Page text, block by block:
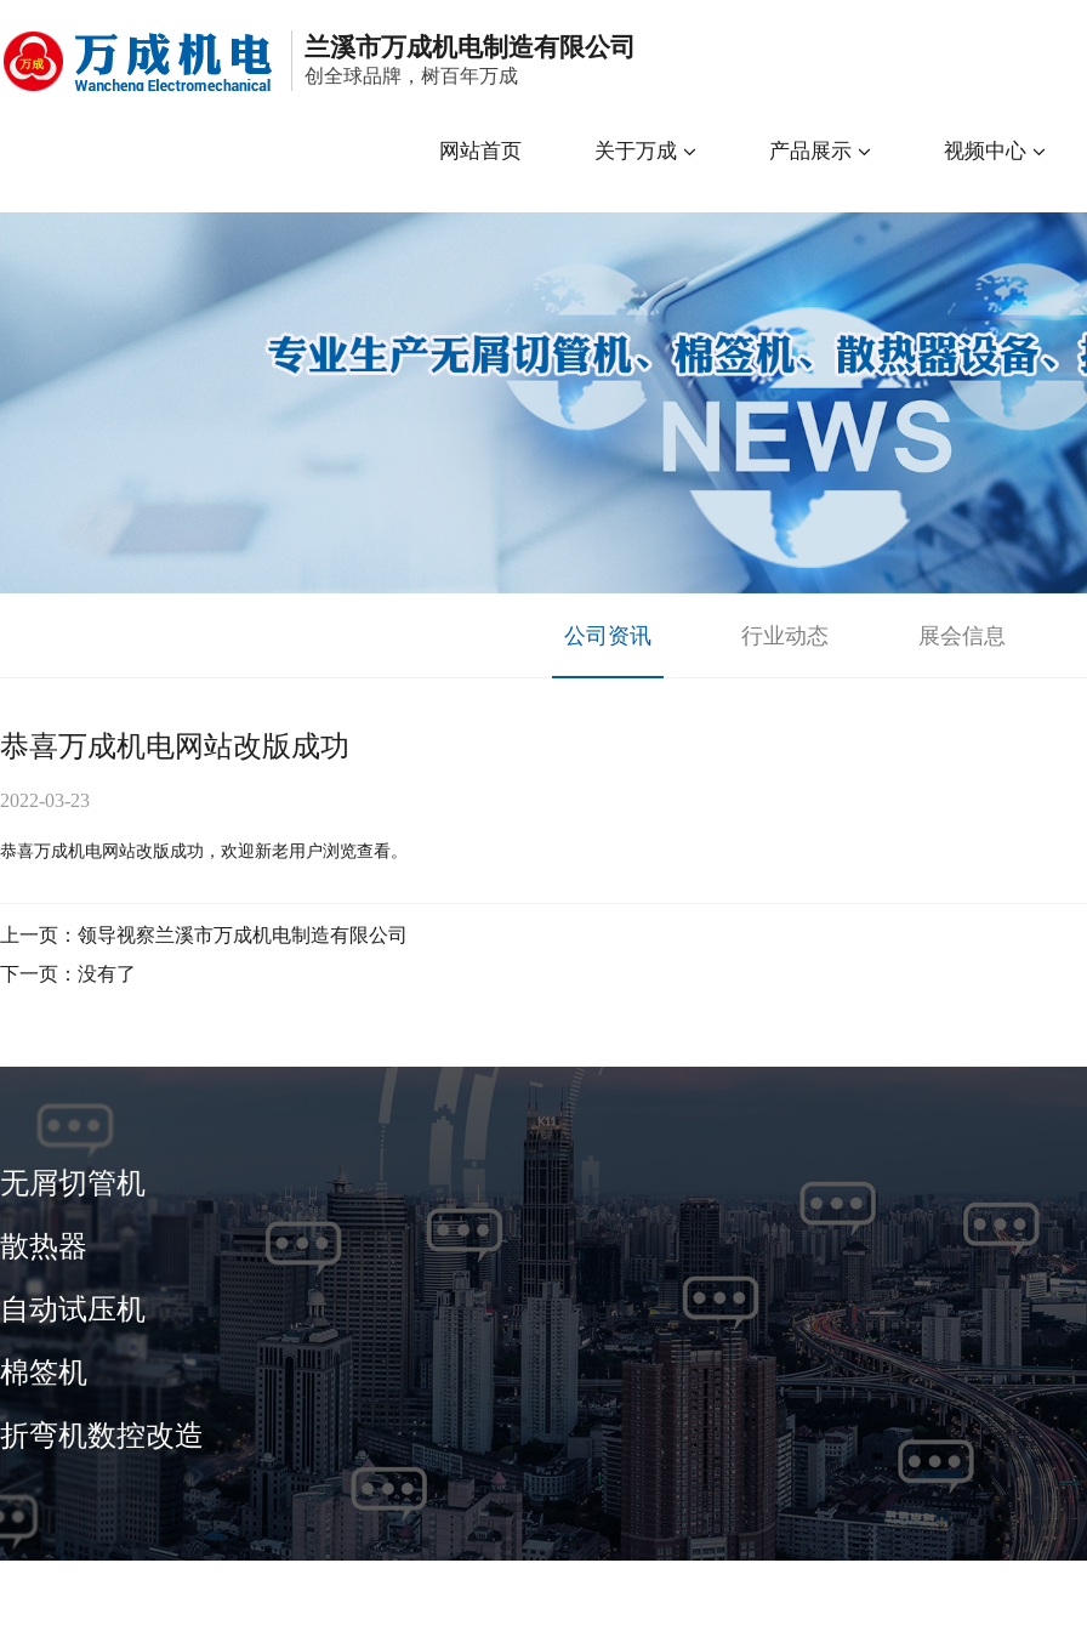
兰溪市万成机电制造有限公司
创全球品牌，树百年万成
网站首页 关于万成 产品展示 视频中心
公司资讯 行业动态 展会信息
恭喜万成机电网站改版成功
2022-03-23
恭喜万成机电网站改版成功，欢迎新老用户浏览查看。
上一页：领导视察兰溪市万成机电制造有限公司
下一页：没有了
无屑切管机
散热器
自动试压机
棉签机
折弯机数控改造